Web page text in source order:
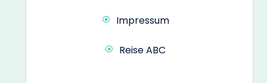
Impressum
Reise ABC